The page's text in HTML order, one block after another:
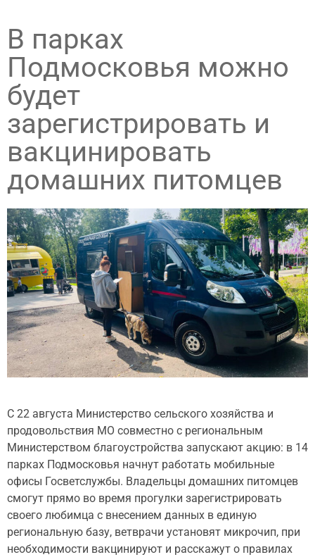
В парках
Подмосковья можно
будет
зарегистрировать и
вакцинировать
домашних питомцев
С 22 августа Министерство сельского хозяйства и
продовольствия МО совместно с региональным
Министерством благоустройства запускают акцию: в 14
парках Подмосковья начнут работать мобильные
офисы Госветслужбы. Владельцы домашних питомцев
смогут прямо во время прогулки зарегистрировать
своего любимца с внесением данных в единую
региональную базу, ветврачи установят микрочип, при
необходимости вакцинируют и расскажут о правилах